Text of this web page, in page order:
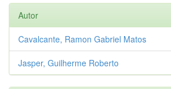
Autor
Cavalcante, Ramon Gabriel Matos
Jasper, Guilherme Roberto